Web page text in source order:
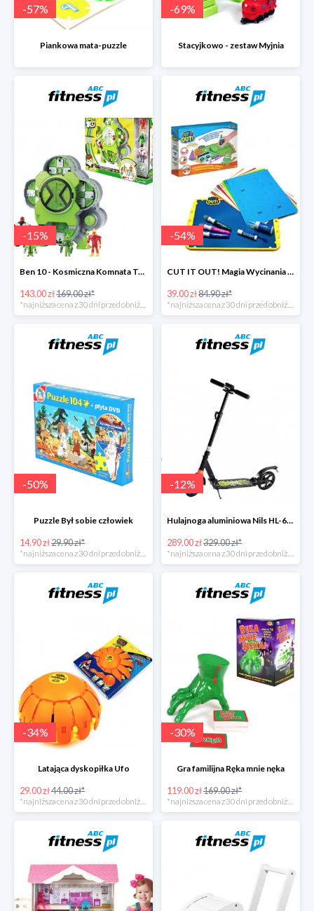
-57%
Piankowa mata-puzzle
-69%
Stacyjkowo - zestaw Myjnia
-15%
Ben 10 - Kosmiczna Komnata Transformacji
143.00 zł169.00 zł*
*najniższa cena z 30 dni przed obniżką
-54%
CUT IT OUT! Magia Wycinania - Zestaw małego projektanta
39.00 zł84.90 zł*
*najniższa cena z 30 dni przed obniżką
-50%
Puzzle Był sobie człowiek
14.90 zł29.90 zł*
-12%
Hulajnoga aluminiowa Nils HL-688
289.00 zł329.00 zł*
-34%
Latająca dyskopiłka Ufo
29.00 zł44.00 zł*
-30%
Gra familijna Ręka mnie nęka
119.00 zł169.00 zł*